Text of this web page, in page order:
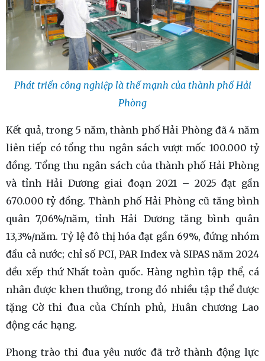
Phát triển công nghiệp là thế mạnh của thành phố Hải
Phòng
Kết quả, trong 5 năm, thành phố Hải Phòng đã 4 năm
liên tiếp có tổng thu ngân sách vượt mốc 100.000 tỷ
đồng. Tổng thu ngân sách của thành phố Hải Phòng
và tỉnh Hải Dương giai đoạn 2021 – 2025 đạt gần
670.000 tỷ đồng. Thành phố Hải Phòng cũ tăng bình
quân 7,06%/năm, tỉnh Hải Dương tăng bình quân
13,3%/năm. Tỷ lệ đô thị hóa đạt gần 69%, đứng nhóm
đầu cả nước; chỉ số PCI, PAR Index và SIPAS năm 2024
đều xếp thứ Nhất toàn quốc. Hàng nghìn tập thể, cá
nhân được khen thưởng, trong đó nhiều tập thể được
tặng Cờ thi đua của Chính phủ, Huân chương Lao
động các hạng.
Phong trào thi đua yêu nước đã trở thành động lực